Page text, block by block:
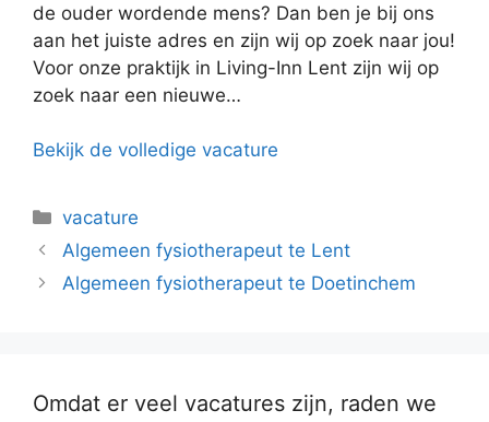
de ouder wordende mens? Dan ben je bij ons
aan het juiste adres en zijn wij op zoek naar jou!
Voor onze praktijk in Living-Inn Lent zijn wij op
zoek naar een nieuwe…
Bekijk de volledige vacature
Categorieën
vacature
Algemeen fysiotherapeut te Lent
Algemeen fysiotherapeut te Doetinchem
Omdat er veel vacatures zijn, raden we